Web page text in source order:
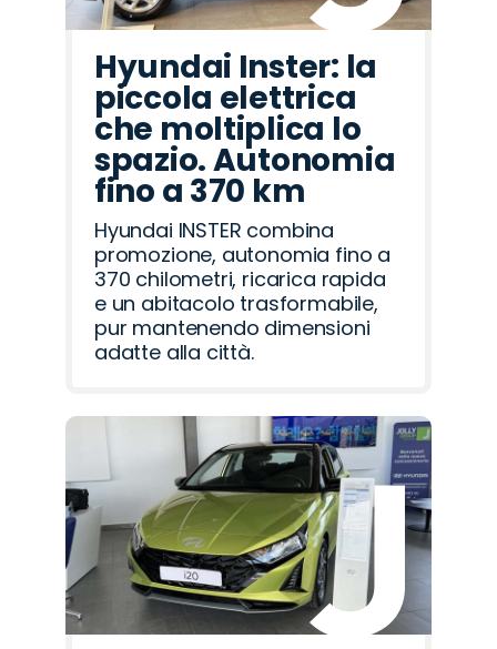
Hyundai Inster: la
piccola elettrica
che moltiplica lo
spazio. Autonomia
fino a 370 km
Hyundai INSTER combina
promozione, autonomia fino a
370 chilometri, ricarica rapida
e un abitacolo trasformabile,
pur mantenendo dimensioni
adatte alla città.